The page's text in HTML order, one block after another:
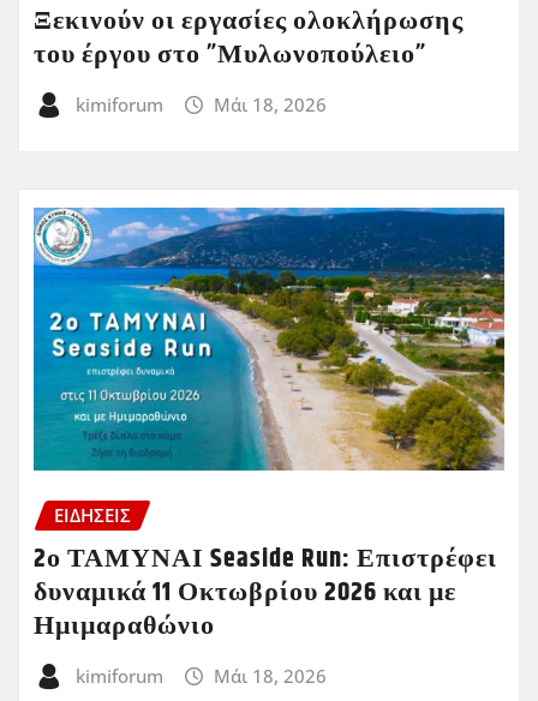
Ξεκινούν οι εργασίες ολοκλήρωσης
του έργου στο ”Μυλωνοπούλειο”
kimiforum Μάι 18, 2026
ΕΙΔΗΣΕΙΣ
2ο ΤΑΜΥΝΑΙ Seaside Run: Επιστρέφει
δυναμικά 11 Οκτωβρίου 2026 και με
Ημιμαραθώνιο
kimiforum Μάι 18, 2026